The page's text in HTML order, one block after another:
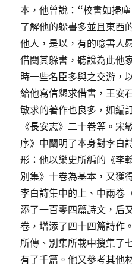
本，他曾說：“校書如掃
了解他的躲書多並且東西
他人，是以，有的唸書人
借閱其躲書，聽說為此他
時一些名臣多與之交游，
給他寫信懇求借書，王安
敏求的著作也良多，如編
《長安志》二十卷等。宋
序》中闡明了本身對李白
形：他以樂史所編的《李
別集》十卷為基本，又獲
李白詩集中的上、中兩卷
添了一百零四篇詩文，后
卷，增添了四十四篇詩作
所傳、別集所載中搜集了
有了千篇。他又參考其他